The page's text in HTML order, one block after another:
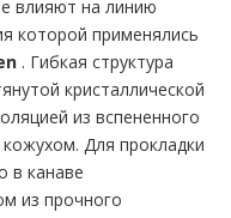
влияют на линию
которой применялись
. Гибкая структура
кристаллической
из вспененного
Для прокладки
в канаве
из прочного